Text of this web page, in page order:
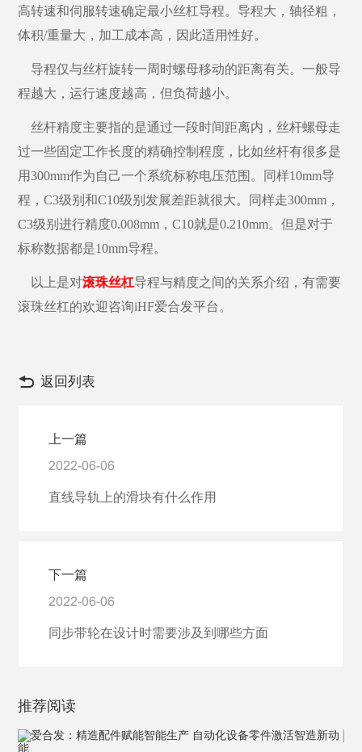
高转速和伺服转速确定最小丝杠导程。导程大，轴径粗，
体积/重量大，加工成本高，因此适用性好。
导程仅与丝杆旋转一周时螺母移动的距离有关。一般导
程越大，运行速度越高，但负荷越小。
丝杆精度主要指的是通过一段时间距离内，丝杆螺母走
过一些固定工作长度的精确控制程度，比如丝杆有很多是
用300mm作为自己一个系统标称电压范围。同样10mm导
程，C3级别和C10级别发展差距就很大。同样走300mm，
C3级别进行精度0.008mm，C10就是0.210mm。但是对于
标称数据都是10mm导程。
以上是对滚珠丝杠导程与精度之间的关系介绍，有需要
滚珠丝杠的欢迎咨询iHF爱合发平台。
返回列表
上一篇
2022-06-06
直线导轨上的滑块有什么作用
下一篇
2022-06-06
同步带轮在设计时需要涉及到哪些方面
推荐阅读